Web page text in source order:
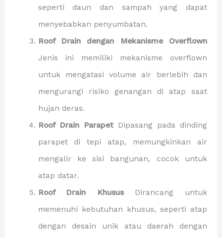
seperti daun dan sampah yang dapat
menyebabkan penyumbatan.
Roof Drain dengan Mekanisme Overflown
Jenis ini memiliki mekanisme overflown
untuk mengatasi volume air berlebih dan
mengurangi risiko genangan di atap saat
hujan deras.
Roof Drain ParapetDipasang pada dinding
parapet di tepi atap, memungkinkan air
mengalir ke sisi bangunan, cocok untuk
atap datar.
Roof Drain KhususDirancang untuk
memenuhi kebutuhan khusus, seperti atap
dengan desain unik atau daerah dengan